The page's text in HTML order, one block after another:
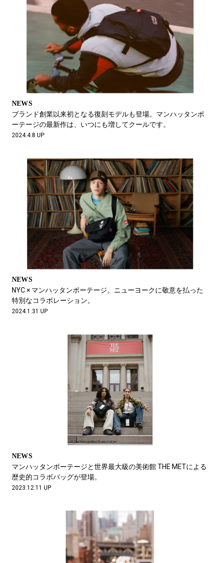
NEWS
ブランド創業以来初となる復刻モデルも登場。マンハッタンポ
ーテージの最新作は、いつにも増してクールです。
2024.4.8 UP
NEWS
NYC × マンハッタンポーテージ。ニューヨークに敬意を払った
特別なコラボレーション。
2024.1.31 UP
NEWS
マンハッタンポーテージと世界最大級の美術館 THE METによる
歴史的コラボバッグが登場。
2023.12.11 UP